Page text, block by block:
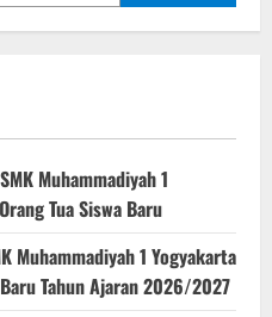
Muhammadiyah 1
Tua Siswa Baru
Muhammadiyah 1 Yogyakarta
Tahun Ajaran 2026/2027